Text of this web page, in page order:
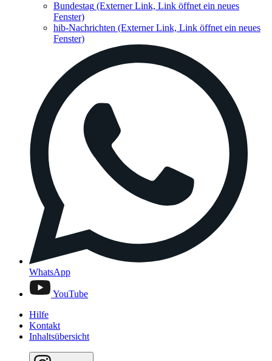
Bundestag (Externer Link, Link öffnet ein neues
Fenster)
hib-Nachrichten (Externer Link, Link öffnet ein neues
Fenster)
WhatsApp
YouTube
Hilfe
Kontakt
Inhaltsübersicht